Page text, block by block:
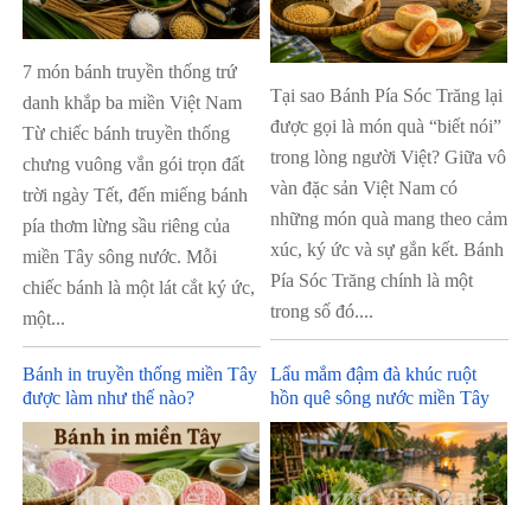
7 món bánh truyền thống trứ
danh khắp ba miền Việt Nam
Từ chiếc bánh truyền thống
chưng vuông vắn gói trọn đất
trời ngày Tết, đến miếng bánh
pía thơm lừng sầu riêng của
miền Tây sông nước. Mỗi
chiếc bánh là một lát cắt ký ức,
một...
Tại sao Bánh Pía Sóc Trăng lại
được gọi là món quà “biết nói”
trong lòng người Việt? Giữa vô
vàn đặc sản Việt Nam có
những món quà mang theo cảm
xúc, ký ức và sự gắn kết. Bánh
Pía Sóc Trăng chính là một
trong số đó....
Bánh in truyền thống miền Tây
được làm như thế nào?
Lẩu mắm đậm đà khúc ruột
hồn quê sông nước miền Tây